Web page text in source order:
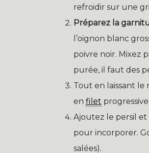
refroidir sur une
Préparez la
l’oignon blanc
poivre noir. Mixez
purée, il faut des
Tout en laissant le
en filet
Ajoutez le persil et
pour incorporer.
salées).